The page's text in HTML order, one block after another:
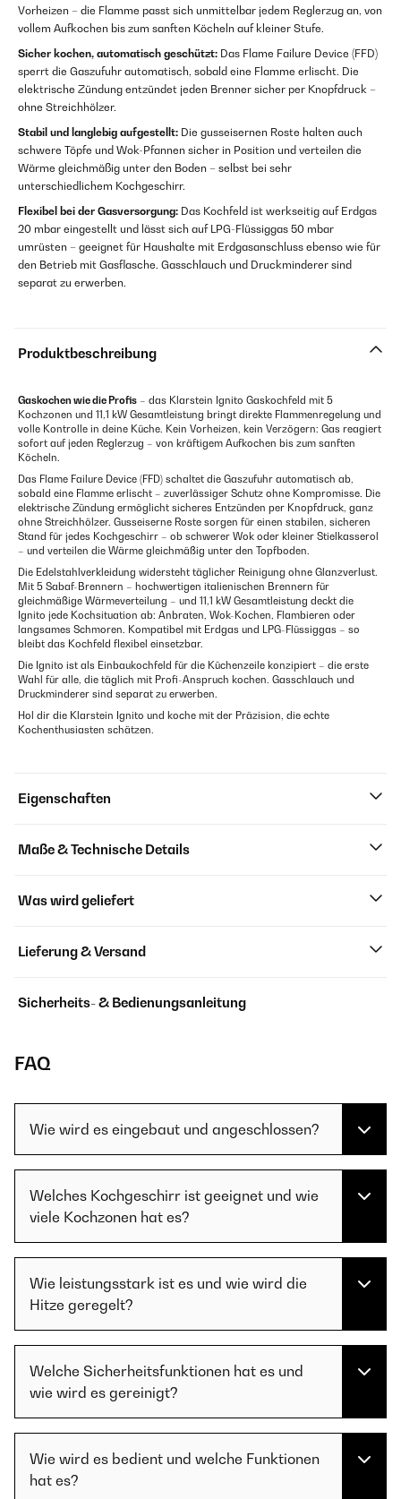
Vorheizen – die Flamme passt sich unmittelbar jedem Reglerzug an, von
vollem Aufkochen bis zum sanften Köcheln auf kleiner Stufe.
Sicher kochen, automatisch geschützt: Das Flame Failure Device (FFD)
sperrt die Gaszufuhr automatisch, sobald eine Flamme erlischt. Die
elektrische Zündung entzündet jeden Brenner sicher per Knopfdruck –
ohne Streichhölzer.
Stabil und langlebig aufgestellt: Die gusseisernen Roste halten auch
schwere Töpfe und Wok-Pfannen sicher in Position und verteilen die
Wärme gleichmäßig unter den Boden – selbst bei sehr
unterschiedlichem Kochgeschirr.
Flexibel bei der Gasversorgung: Das Kochfeld ist werkseitig auf Erdgas
20 mbar eingestellt und lässt sich auf LPG-Flüssiggas 50 mbar
umrüsten – geeignet für Haushalte mit Erdgasanschluss ebenso wie für
den Betrieb mit Gasflasche. Gasschlauch und Druckminderer sind
separat zu erwerben.
Produktbeschreibung
Gaskochen wie die Profis – das Klarstein Ignito Gaskochfeld mit 5
Kochzonen und 11,1 kW Gesamtleistung bringt direkte Flammenregelung und
volle Kontrolle in deine Küche. Kein Vorheizen, kein Verzögern: Gas reagiert
sofort auf jeden Reglerzug – von kräftigem Aufkochen bis zum sanften
Köcheln.
Das Flame Failure Device (FFD) schaltet die Gaszufuhr automatisch ab,
sobald eine Flamme erlischt – zuverlässiger Schutz ohne Kompromisse. Die
elektrische Zündung ermöglicht sicheres Entzünden per Knopfdruck, ganz
ohne Streichhölzer. Gusseiserne Roste sorgen für einen stabilen, sicheren
Stand für jedes Kochgeschirr – ob schwerer Wok oder kleiner Stielkasserol
– und verteilen die Wärme gleichmäßig unter den Topfboden.
Die Edelstahlverkleidung widersteht täglicher Reinigung ohne Glanzverlust.
Mit 5 Sabaf-Brennern – hochwertigen italienischen Brennern für
gleichmäßige Wärmeverteilung – und 11,1 kW Gesamtleistung deckt die
Ignito jede Kochsituation ab: Anbraten, Wok-Kochen, Flambieren oder
langsames Schmoren. Kompatibel mit Erdgas und LPG-Flüssiggas – so
bleibt das Kochfeld flexibel einsetzbar.
Die Ignito ist als Einbaukochfeld für die Küchenzeile konzipiert – die erste
Wahl für alle, die täglich mit Profi-Anspruch kochen. Gasschlauch und
Druckminderer sind separat zu erwerben.
Hol dir die Klarstein Ignito und koche mit der Präzision, die echte
Kochenthusiasten schätzen.
Eigenschaften
Maße & Technische Details
Was wird geliefert
Lieferung & Versand
Sicherheits- & Bedienungsanleitung
FAQ
Wie wird es eingebaut und angeschlossen?
Welches Kochgeschirr ist geeignet und wie
viele Kochzonen hat es?
Wie leistungsstark ist es und wie wird die
Hitze geregelt?
Welche Sicherheitsfunktionen hat es und
wie wird es gereinigt?
Wie wird es bedient und welche Funktionen
hat es?